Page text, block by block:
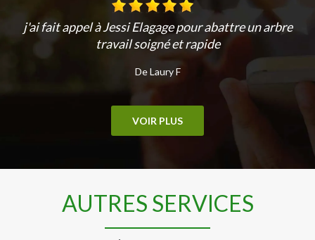
j'ai fait appel à Jessi Elagage pour abattre un arbre
travail soigné et rapide
De Laury F
VOIR PLUS
AUTRES SERVICES